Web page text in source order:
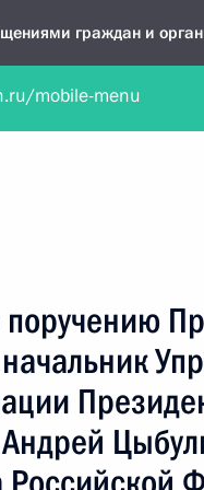
граждан и
Обратиться в устной
mobile-menu